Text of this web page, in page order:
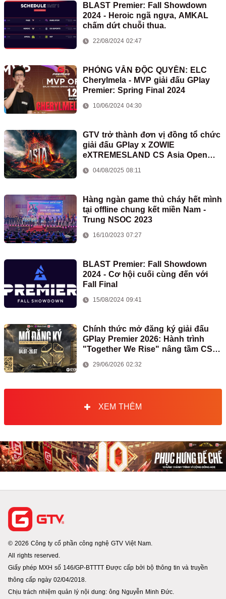
BLAST Premier: Fall Showdown
2024 - Heroic ngã ngựa, AMKAL
chấm dứt chuỗi thua.
22/08/2024 02:47
PHỎNG VẤN ĐỘC QUYỀN: ELC
Cherylmela - MVP giải đấu GPlay
Premier: Spring Final 2024
10/06/2024 04:30
GTV trở thành đơn vị đồng tổ chức
giải đấu GPlay x ZOWIE
eXTREMESLAND CS Asia Open
04/08/2025 08:11
Hàng ngàn game thủ cháy hết mình
tại offline chung kết miền Nam -
Trung NSOC 2023
16/10/2023 07:27
BLAST Premier: Fall Showdown
2024 - Cơ hội cuối cùng đến với
Fall Final
15/08/2024 09:41
Chính thức mở đăng ký giải đấu
GPlay Premier 2026: Hành trình
"Together We Rise" nâng tầm CS2
29/06/2026 02:32
XEM THÊM
© 2026 Công ty cổ phần công nghệ GTV Việt Nam.
All rights reserved.
Giấy phép MXH số 146/GP-BTTTT Được cấp bởi bộ thông tin và truyền
thông cấp ngày 02/04/2018.
Chịu trách nhiệm quản lý nội dung: ông Nguyễn Minh Đức.